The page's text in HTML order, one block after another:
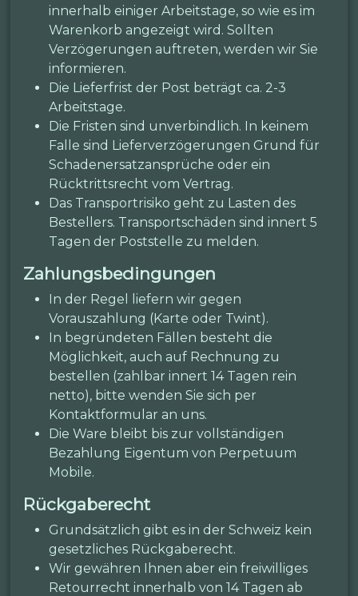
innerhalb einiger Arbeitstage, so wie es im
Warenkorb angezeigt wird. Sollten
Verzögerungen auftreten, werden wir Sie
informieren.
Die Lieferfrist der Post beträgt ca. 2-3
Arbeitstage.
Die Fristen sind unverbindlich. In keinem
Falle sind Lieferverzögerungen Grund für
Schadenersatzansprüche oder ein
Rücktrittsrecht vom Vertrag.
Das Transportrisiko geht zu Lasten des
Bestellers. Transportschäden sind innert 5
Tagen der Poststelle zu melden.
Zahlungsbedingungen
In der Regel liefern wir gegen
Vorauszahlung (Karte oder Twint).
In begründeten Fällen besteht die
Möglichkeit, auch auf Rechnung zu
bestellen (zahlbar innert 14 Tagen rein
netto), bitte wenden Sie sich per
Kontaktformular an uns.
Die Ware bleibt bis zur vollständigen
Bezahlung Eigentum von Perpetuum
Mobile.
Rückgaberecht
Grundsätzlich gibt es in der Schweiz kein
gesetzliches Rückgaberecht.
Wir gewähren Ihnen aber ein freiwilliges
Retourrecht innerhalb von 14 Tagen ab